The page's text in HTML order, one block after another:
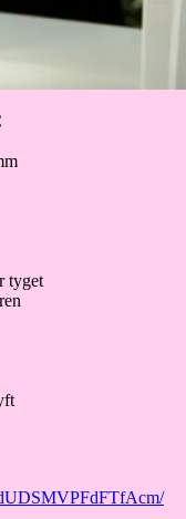
tyget